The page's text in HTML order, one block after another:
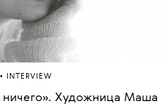
• INTERVIEW
ничего». Художница Маша